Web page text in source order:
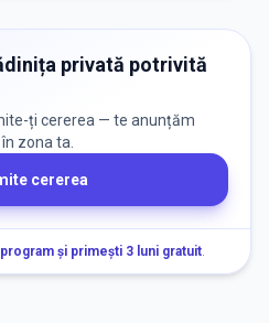
privată potrivită
ți cererea — te anunțăm
zona ta.
cererea
și primești 3 luni gratuit.